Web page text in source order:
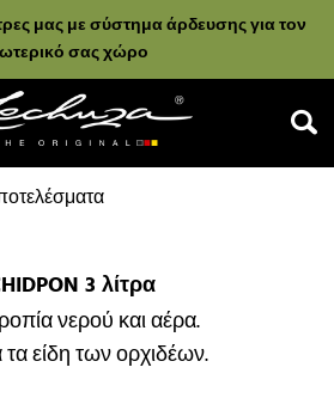
μας με σύστημα άρδευσης για τον
σας χώρο
Αναζήτηση3 λίτρα
νερού και αέρα.
είδη των ορχιδέων.